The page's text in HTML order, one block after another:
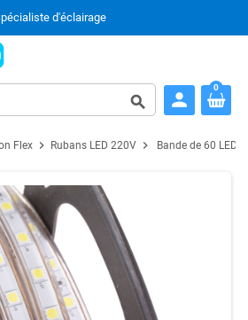
d'éclairage
search person
0
Flex chevron_right Rubans LED 220V chevron_right Bande de 60 LED/